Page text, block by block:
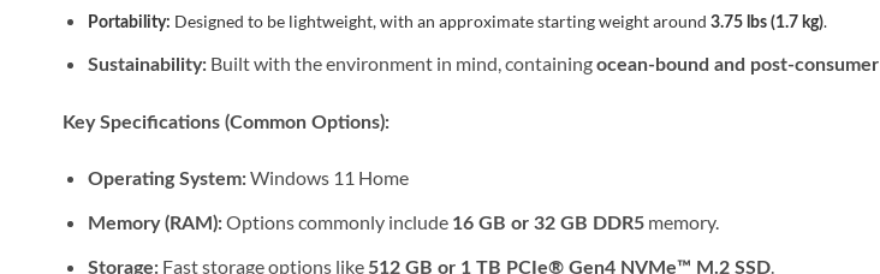
Portability: Designed to be lightweight, with an approximate starting weight around 3.75 lbs (1.7 kg).
Sustainability:Built with the environment in mind, containingocean-bound and post-
Key Specifications (Common Options):
Operating System:Windows 11 Home
Memory (RAM):Options commonly include 16 GB or 32 GB DDR5memory.
Storage:Fast storage options like 512 GB or 1 TB PCIe® Gen4 NVMe™ M.2 SSD.